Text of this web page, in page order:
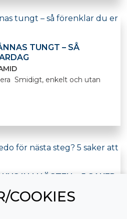
TUNGT – SÅ
Smidigt, enkelt och utan
IN I HÖSTEN – 5 SAKER
COOKIES